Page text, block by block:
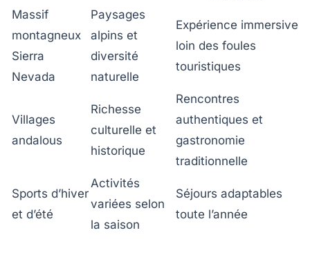
Massif
montagneux
Sierra
Nevada
Paysages
alpins et
diversité
naturelle
Expérience immersive
loin des foules
touristiques
Villages
andalous
Richesse
culturelle et
historique
Rencontres
authentiques et
gastronomie
traditionnelle
Sports d’hiver
et d’été
Activités
variées selon
la saison
Séjours adaptables
toute l’année